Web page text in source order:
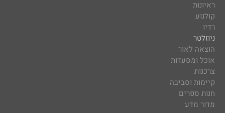
ראיונות
קולנוע
רדיו
ניוזלטר
הוצאה לאור
אוכל ומסעדות
צרכנות
קיימות וסביבה
חנות ספרים
מדור מדע